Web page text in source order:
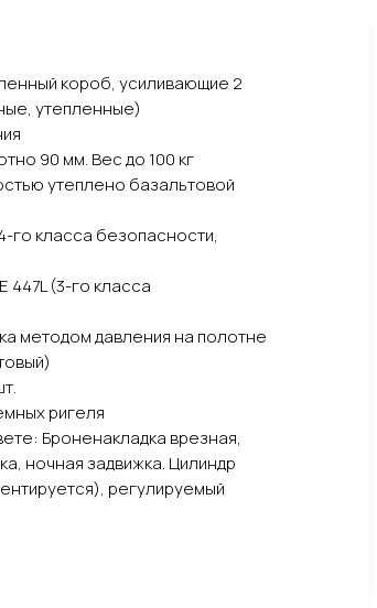
короб, усиливающие 2
утепленные)
90 мм. Вес до 100 кг
утеплено базальтовой
го класса безопасности,
447L (3-го класса
методом давления на полотне
ригеля
Броненакладка врезная,
ночная задвижка. Цилиндр
регулируемый